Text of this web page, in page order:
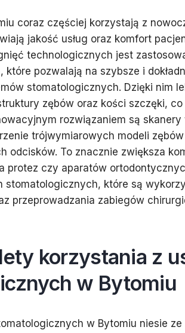
coraz częściej korzystają z
jakość usług oraz komfort
technologicznych jest
pozwalają na szybsze i
stomatologicznych. Dzięki nim
zębów oraz kości szczęki, co
rozwiązaniem są
trójwymiarowych modeli
odcisków. To znacznie zwiększa
protez czy aparatów
stomatologicznych, które są
przeprowadzania zabiegów
korzystania z
w Bytomiu
w Bytomiu niesie